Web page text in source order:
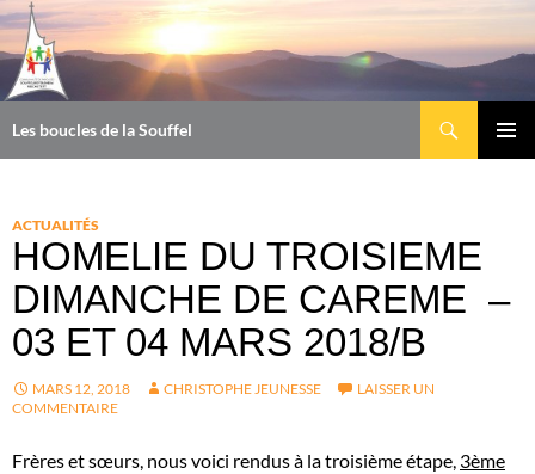
Aller
contenu
Les boucles de la Souffel
ACTUALITÉS
HOMELIE DU TROISIEME
DIMANCHE DE CAREME –
03 ET 04 MARS 2018/B
MARS 12, 2018 CHRISTOPHE JEUNESSE
LAISSER UN
COMMENTAIRE
Frères et sœurs, nous voici rendus à la troisième étape, 3ème